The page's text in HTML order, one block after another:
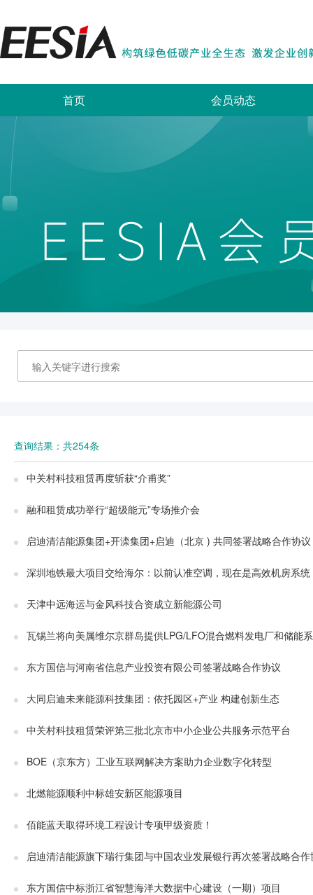
首页 会员动态
查询结果：共254条
中关村科技租赁再度斩获“介甫奖”
融和租赁成功举行“超级能元”专场推介会
启迪清洁能源集团+开滦集团+启迪（北京 ) 共同签署战略合作协议
深圳地铁最大项目交给海尔：以前认准空调，现在是高效机房系统
天津中远海运与金风科技合资成立新能源公司
瓦锡兰将向美属维尔京群岛提供LPG/LFO混合燃料发电厂和储能
东方国信与河南省信息产业投资有限公司签署战略合作协议
大同启迪未来能源科技集团：依托园区+产业 构建创新生态
中关村科技租赁荣评第三批北京市中小企业公共服务示范平台
BOE（京东方）工业互联网解决方案助力企业数字化转型
北燃能源顺利中标雄安新区能源项目
佰能蓝天取得环境工程设计专项甲级资质！
启迪清洁能源旗下瑞行集团与中国农业发展银行再次签署战略合
东方国信中标浙江省智慧海洋大数据中心建设（一期）项目